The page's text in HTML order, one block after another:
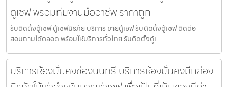
ตู้เซฟ พร้อมทีมงานมืออาชีพ ราคาถูก
รับติดตั้งตู้เซฟ ตู้เซฟนิรภัย บริการ ขายตู้เซฟ รับติดตั้งตู้เซฟ ติดต่อ
สอบถามได้ตลอด พร้อมให้บริการทั่วไทย รับติดตั้งตู้เ
บริการห้องมั่นคงช่องนนทรี บริการห้องมั่นคงมีกล่อง